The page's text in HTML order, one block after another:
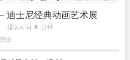
迪士尼经典动画艺术展
排队时间 6 分钟
想去